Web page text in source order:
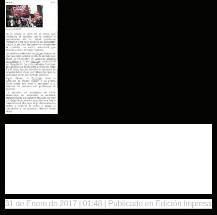
31 de Enero de 2017 | 01:48 | Publicado en Edición Impresa